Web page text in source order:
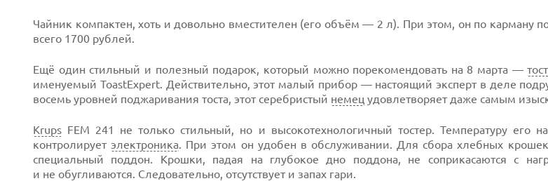
Чайник компактен, хоть и довольно вместителен (его объём — 2 л). При этом, он по карману
всего 1700 рублей.
Ещё один стильный и полезный подарок, который можно порекомендовать на 8 марта —
именуемый ToastExpert. Действительно, этот малый прибор — настоящий эксперт в деле
восемь уровней поджаривания тоста, этот серебристый немец удовлетворяет даже самым
Krups FEM 241 не только стильный, но и высокотехнологичный тостер. Температуру его
контролирует электроника. При этом он удобен в обслуживании. Для сбора хлебных крошек
специальный поддон. Крошки, падая на глубокое дно поддона, не соприкасаются с
и не обугливаются. Следовательно, отсутствует и запах гари.